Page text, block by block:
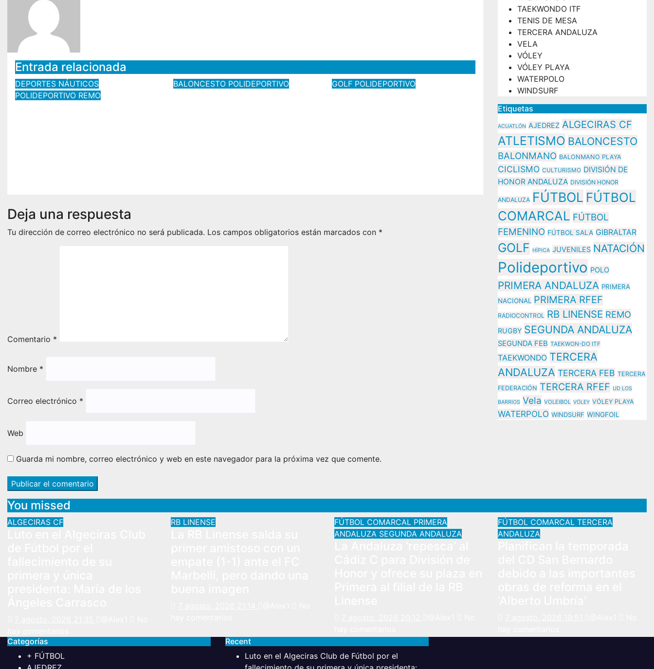
entradas
Entrada relacionada
DEPORTES NÁUTICOS
POLIDEPORTIVO REMO
BALONCESTO POLIDEPORTIVO GOLF POLIDEPORTIVO
Deja una respuesta
Tu dirección de correo electrónico no será publicada. Los campos obligatorios están marcados con *
Comentario *
Nombre *
Correo electrónico *
Web
Guarda mi nombre, correo electrónico y web en este navegador para la próxima vez que comente.
TAEKWONDO ITF
TENIS DE MESA
TERCERA ANDALUZA
VELA
VÓLEY
VÓLEY PLAYA
WATERPOLO
WINDSURF
Etiquetas
ACUATLÓN AJEDREZ ALGECIRAS CF
ATLETISMO BALONCESTO
BALONMANO BALONMANO PLAYA
CICLISMO CULTURISMO DIVISIÓN DE
HONOR ANDALUZA DIVISIÓN HONOR
ANDALUZA FÚTBOL FÚTBOL
COMARCAL FÚTBOL
FEMENINO FÚTBOL SALA GIBRALTAR
GOLF HÍPICA JUVENILES NATACIÓN
Polideportivo POLO
PRIMERA ANDALUZA PRIMERA
NACIONAL
PRIMERA RFEF
RADIOCONTROL RB LINENSE REMO
RUGBY SEGUNDA ANDALUZA
SEGUNDA FEB TAEKWON-DO ITF
TAEKWONDO TERCERA
ANDALUZA TERCERA FEB TERCERA
FEDERACIÓN TERCERA RFEF UD LOS
BARRIOS Vela VOLEIBOL VÓLEY VÓLEY PLAYA
WATERPOLO WINDSURF WINGFOIL
You missed
ALGECIRAS CF RB LINENSE FÚTBOL COMARCAL PRIMERA
ANDALUZA SEGUNDA ANDALUZA
FÚTBOL COMARCAL TERCERA
ANDALUZA
Categorías
+ FÚTBOL
Recent
Luto en el Algeciras Club de Fútbol por el